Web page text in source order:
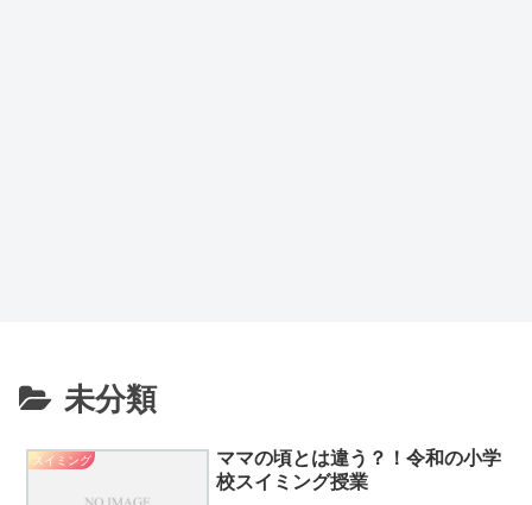
未分類
スイミング
ママの頃とは違う？！令和の小学
校スイミング授業